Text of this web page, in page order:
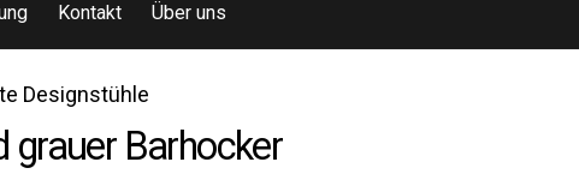
Kontakt Über uns
Designstühle
grauer Barhocker